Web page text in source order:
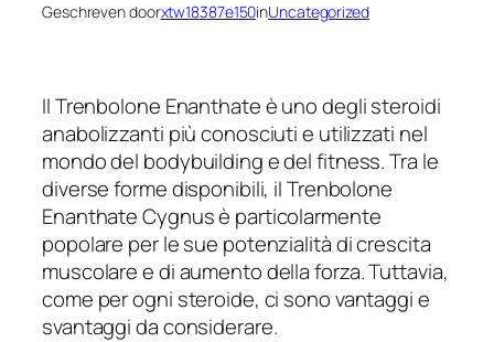
Geschreven doorxtw18387e150inUncategorized
Il Trenbolone Enanthate è uno degli steroidi
anabolizzanti più conosciuti e utilizzati nel
mondo del bodybuilding e del fitness. Tra le
diverse forme disponibili, il Trenbolone
Enanthate Cygnus è particolarmente
popolare per le sue potenzialità di crescita
muscolare e di aumento della forza. Tuttavia,
come per ogni steroide, ci sono vantaggi e
svantaggi da considerare.